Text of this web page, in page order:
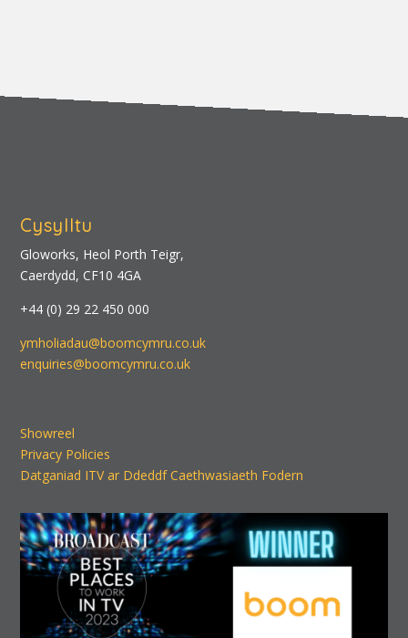
Cysylltu
Gloworks, Heol Porth Teigr,
Caerdydd, CF10 4GA
+44 (0) 29 22 450 000
ymholiadau@boomcymru.co.uk
enquiries@boomcymru.co.uk
Showreel
Privacy Policies
Datganiad ITV ar Ddeddf Caethwasiaeth Fodern